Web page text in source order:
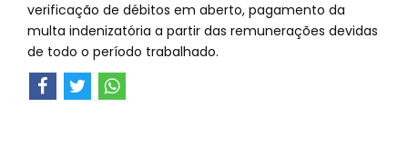
verificação de débitos em aberto, pagamento da
multa indenizatória a partir das remunerações devidas
de todo o período trabalhado.